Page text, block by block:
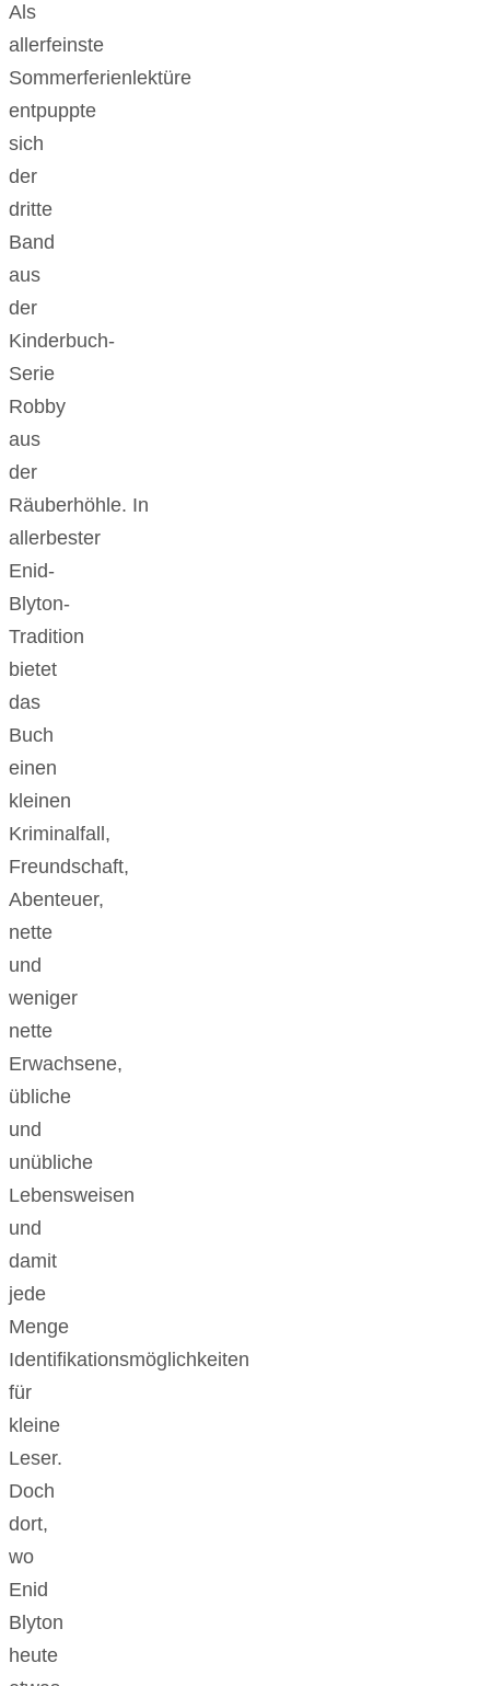
Als
allerfeinste
Sommerferienlektüre
entpuppte
sich
der
dritte
Band
aus
der
Kinderbuch-
Serie
Robby
aus
der
Räuberhöhle. In
allerbester
Enid-
Blyton-
Tradition
bietet
das
Buch
einen
kleinen
Kriminalfall,
Freundschaft,
Abenteuer,
nette
und
weniger
nette
Erwachsene,
übliche
und
unübliche
Lebensweisen
und
damit
jede
Menge
Identifikationsmöglichkeiten
für
kleine
Leser.
Doch
dort,
wo
Enid
Blyton
heute